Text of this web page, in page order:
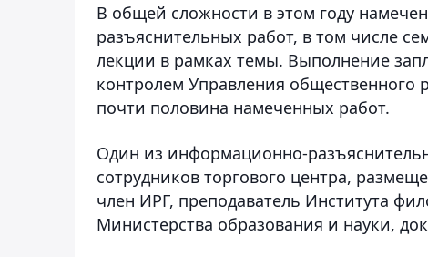
В общей сложности в этом году
разъяснительных работ, в том числе
лекции в рамках темы. Выполнение
контролем Управления общественного
почти половина намеченных работ.
Один из информационно-
сотрудников торгового центра,
член ИРГ, преподаватель Института
Министерства образования и науки,